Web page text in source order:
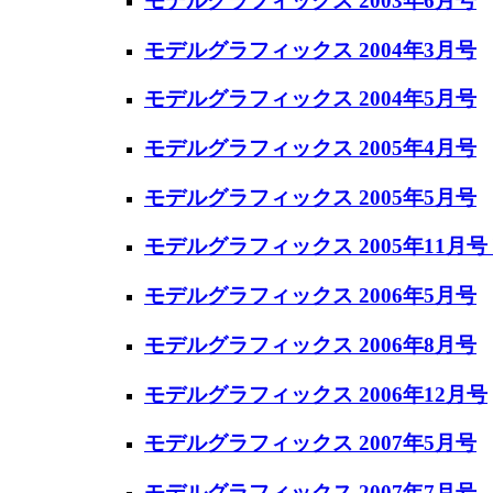
モデルグラフィックス 2004年3月号
モデルグラフィックス 2004年5月号
モデルグラフィックス 2005年4月号
モデルグラフィックス 2005年5月号
モデルグラフィックス 2005年11月号
モデルグラフィックス 2006年5月号
モデルグラフィックス 2006年8月号
モデルグラフィックス 2006年12月号
モデルグラフィックス 2007年5月号